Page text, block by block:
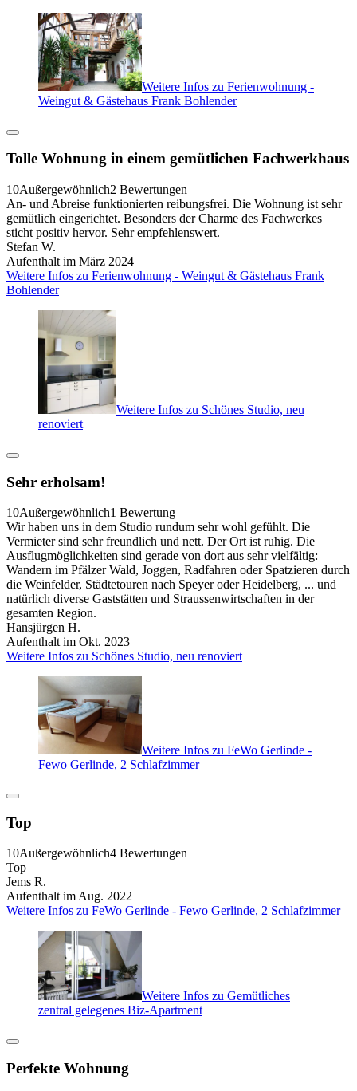
Weitere Infos zu Ferienwohnung -
Weingut & Gästehaus Frank Bohlender
Tolle Wohnung in einem gemütlichen Fachwerkhaus
10Außergewöhnlich2 Bewertungen
An- und Abreise funktionierten reibungsfrei. Die Wohnung ist sehr
gemütlich eingerichtet. Besonders der Charme des Fachwerkes
sticht positiv hervor. Sehr empfehlenswert.
Stefan W.
Aufenthalt im März 2024
Weitere Infos zu Ferienwohnung - Weingut & Gästehaus Frank
Bohlender
Weitere Infos zu Schönes Studio, neu
renoviert
Sehr erholsam!
10Außergewöhnlich1 Bewertung
Wir haben uns in dem Studio rundum sehr wohl gefühlt. Die
Vermieter sind sehr freundlich und nett. Der Ort ist ruhig. Die
Ausflugmöglichkeiten sind gerade von dort aus sehr vielfältig:
Wandern im Pfälzer Wald, Joggen, Radfahren oder Spatzieren durch
die Weinfelder, Städtetouren nach Speyer oder Heidelberg, ... und
natürlich diverse Gaststätten und Straussenwirtschaften in der
gesamten Region.
Hansjürgen H.
Aufenthalt im Okt. 2023
Weitere Infos zu Schönes Studio, neu renoviert
Weitere Infos zu FeWo Gerlinde -
Fewo Gerlinde, 2 Schlafzimmer
Top
10Außergewöhnlich4 Bewertungen
Top
Jems R.
Aufenthalt im Aug. 2022
Weitere Infos zu FeWo Gerlinde - Fewo Gerlinde, 2 Schlafzimmer
Weitere Infos zu Gemütliches
zentral gelegenes Biz-Apartment
Perfekte Wohnung